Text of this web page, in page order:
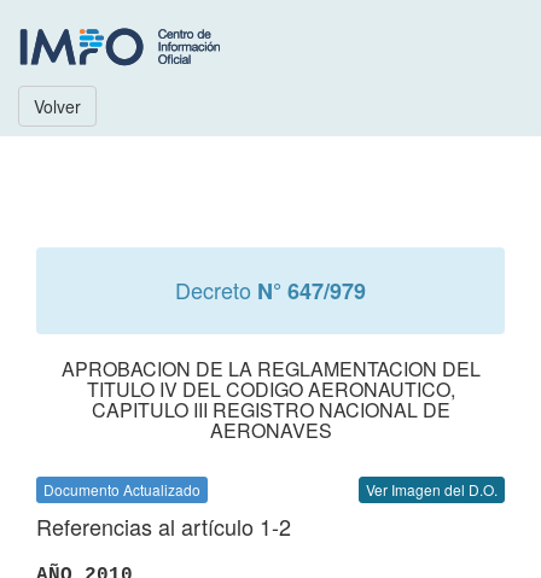
Volver
Decreto N° 647/979
APROBACION DE LA REGLAMENTACION DEL
TITULO IV DEL CODIGO AERONAUTICO,
CAPITULO III REGISTRO NACIONAL DE
AERONAVES
Documento Actualizado Ver Imagen del D.O.
Referencias al artículo 1-2